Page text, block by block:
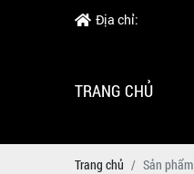
Địa chỉ:
TRANG CHỦ
Trang chủ Sản phẩm